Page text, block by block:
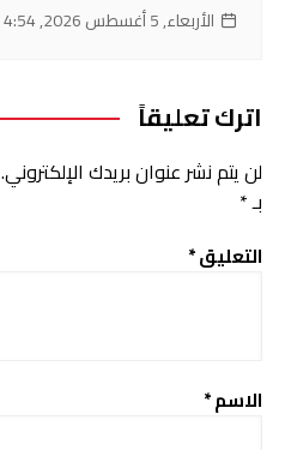
الأربعاء, 5 أغسطس 2026, 4:54
اترك تعليقاً
لن يتم نشر عنوان بريدك الإلكتروني.
بـ*
التعليق*
الاسم*